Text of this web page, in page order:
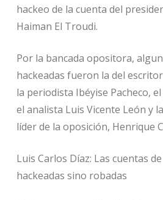
hackeo de la cuenta del
Haiman El Troudi.
Por la bancada opositora,
hackeadas fueron la del
la periodista Ibéyise Pacheco,
el analista Luis Vicente León y
líder de la oposición, Henrique
Luis Carlos Díaz: Las cuentas
hackeadas sino robadas